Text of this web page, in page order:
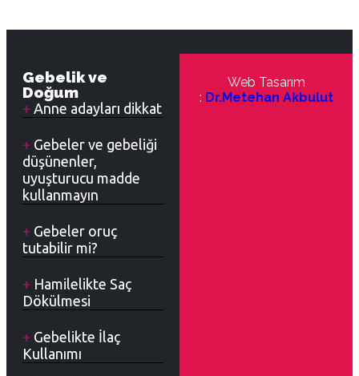
Gebelik ve
Doğum
Anne adayları dikkat
Gebeler ve gebeliği
düşünenler,
uyuşturucu madde
kullanmayın
Gebeler oruç
tutabilir mi?
Hamilelikte Saç
Dökülmesi
Gebelikte İlaç
Kullanımı
Web Tasarım
: Dr.Metehan Akbulut